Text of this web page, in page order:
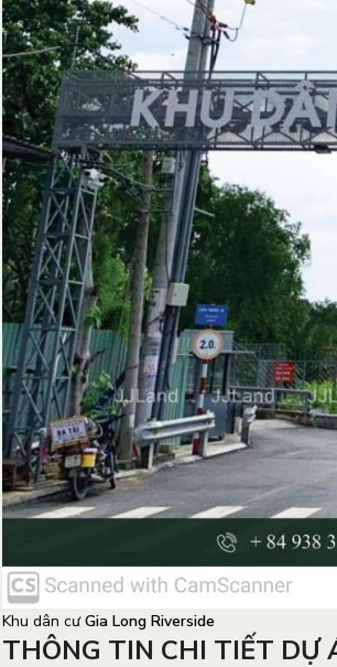
Khu dân cưGia Long Riverside
THÔNG TIN CHI TIẾT DỰ